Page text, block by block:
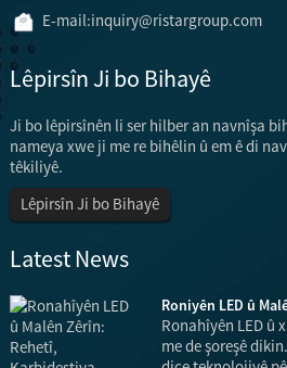
E-mail:inquiry@ristargroup.com
Lêpirsîn Ji bo Bihayê
Ji bo lêpirsînên li ser hilber an navnîşa
nameya xwe ji me re bihêlin û em ê di
têkiliyê.
Lêpirsîn Ji bo Bihayê
Latest News
Roniyên LED û
Ronahîyên LED û
me de şoreşê